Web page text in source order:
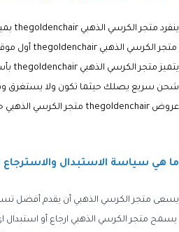
ينفرد متجر الكرسي الذهبي thegoldenchair بميزة رائعة وهي إمكانية تنفيذ اي تصميم حسب اختيار العميل في فترة زمنية قصيرة أقصاها 10 أيام بخامات عالية الجودة تعيش طويلا .
متجر الكرسي الذهبي thegoldenchair
أول
يتميز متجر الكرسي الذهبي thegoldenchair بأسعار تنافسية وتخفيضات حصرية فعالة ومميزة تتوافق مع امكانياتك المادية وتلبي كافة احتياجاتك.
شحن سريع يصلك حيثما تكون ولا يستغرق
عروض thegoldenchair
متجر الكرسي الذهبي حصرية
ما هي سياسة الاستبدال
يسعى متجر الكرسي الذهبي أن يقدم أفضل
يسمح متجر الكرسي الذهبي ارجاع أو